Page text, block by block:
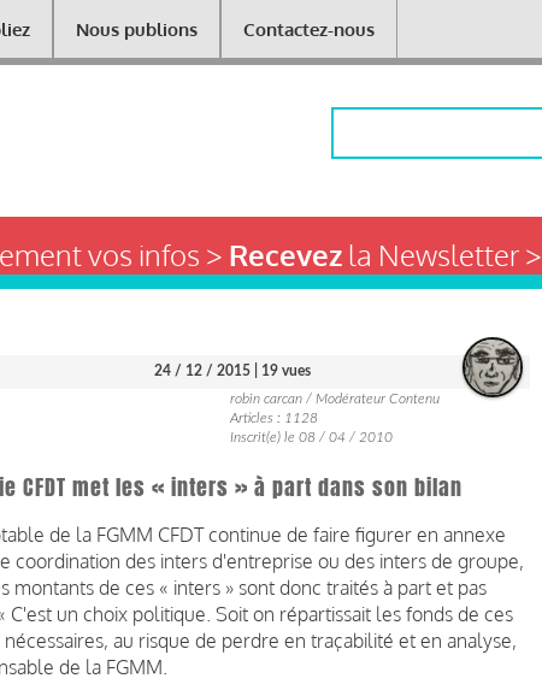
Nous publions Contactez-nous
vos infos > Recevezla Newsletter >
24 / 12 / 2015 | 19 vues
robin carcan / Modérateur Contenu
Articles : 1128
Inscrit(e) le 08 / 04 / 2010
CFDT met les « inters » à part dans son bilan
de la FGMM CFDT continue de faire figurer en annexe
coordination des inters d'entreprise ou des inters de groupe,
de ces « inters » sont donc traités à part et pas
un choix politique. Soit on répartissait les fonds de ces
au risque de perdre en traçabilité et en analyse,
de la FGMM.